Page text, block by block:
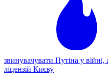
звинувачувати Путіна у
ліцензій Києву